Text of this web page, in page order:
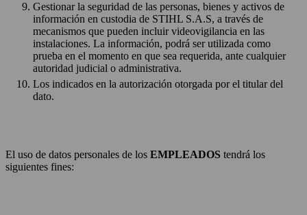
Gestionar la seguridad de las personas, bienes y activos de
información en custodia de STIHL S.A.S, a través de
mecanismos que pueden incluir videovigilancia en las
instalaciones. La información, podrá ser utilizada como
prueba en el momento en que sea requerida, ante cualquier
autoridad judicial o administrativa.
Los indicados en la autorización otorgada por el titular del
dato.
El uso de datos personales de los EMPLEADOS tendrá los
siguientes fines: